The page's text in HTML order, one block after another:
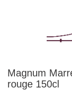
Magnum
rouge 150cl